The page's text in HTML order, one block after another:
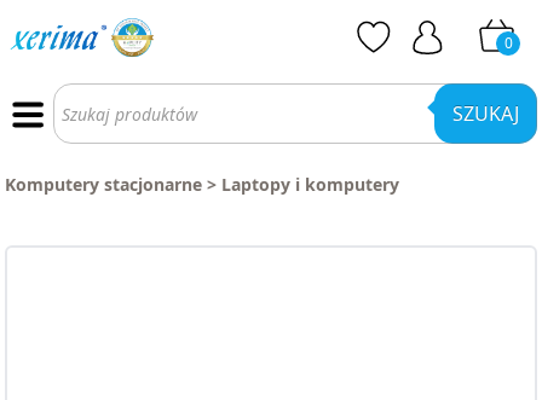
0
Wyszukiwarka
produktów SZUKAJ
Komputery stacjonarne > Laptopy i komputery